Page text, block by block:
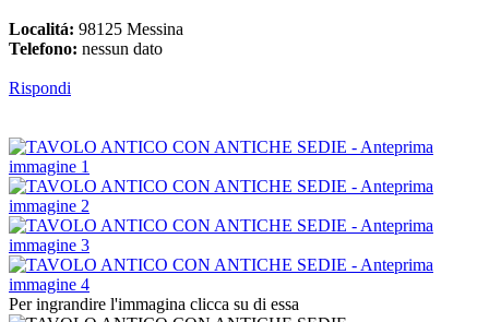
Localitá: 98125 Messina
Telefono: nessun dato
Rispondi
Per ingrandire l'immagina clicca su di essa